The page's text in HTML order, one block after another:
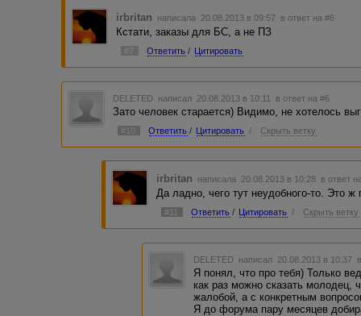
irbritan написала 20.08.2013 в 09:57 в ответ на #6
Кстати, заказы для БС, а не ПЗ
#7 Ответить / Цитировать
DELETED написал 20.08.2013 в 10:11 в ответ на #6
Зато человек старается) Видимо, не хотелось
#10 Ответить / Цитировать / Скрыть ветку
irbritan написала 20.08.2013 в 10:28 в ответ
Да ладно, чего тут неудобного-то. Это
#11 Ответить / Цитировать / Скрыть ветку
DELETED написал 20.08.2013 в 10:37
Я понял, что про тебя) Только
как раз можно сказать молодец,
жалобой, а с конкретным
Я до форума пару месяцев